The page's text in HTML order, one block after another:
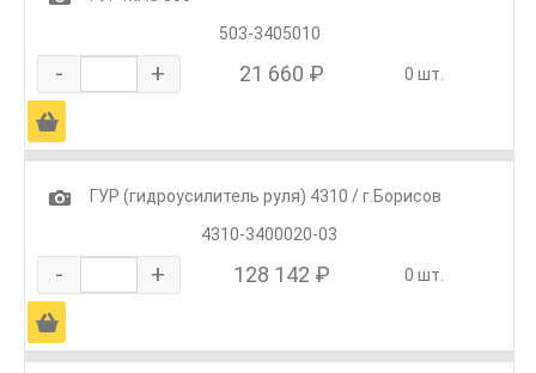
503-3405010
- + 21 660 ₽ 0 шт.
Ä
1
ГУР (гидроусилитель руля) 4310 / г.Борисов
4310-3400020-03
- + 128 142 ₽ 0 шт.
Ä